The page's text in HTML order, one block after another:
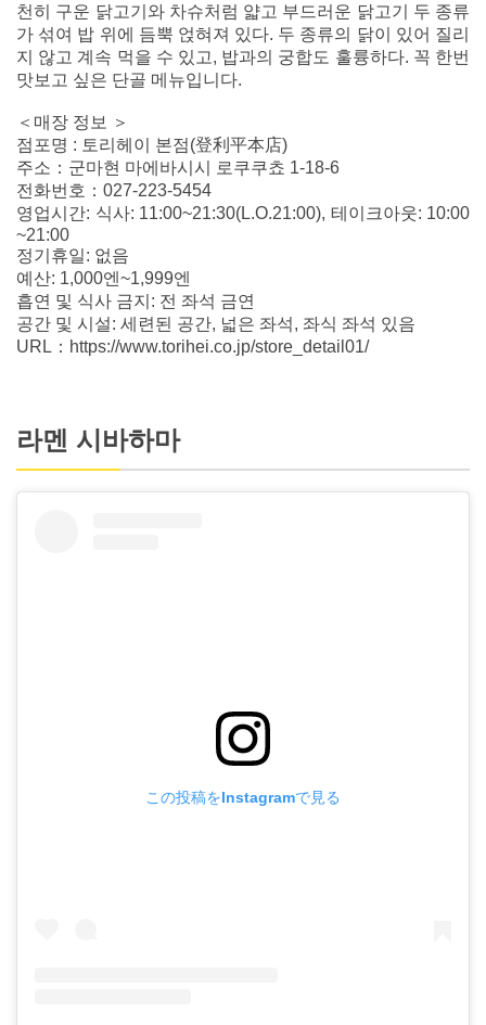
천히 구운 닭고기와 차슈처럼 얇고 부드러운 닭고기 두 종류
가 섞여 밥 위에 듬뿍 얹혀져 있다. 두 종류의 닭이 있어 질리
지 않고 계속 먹을 수 있고, 밥과의 궁합도 훌륭하다. 꼭 한번
맛보고 싶은 단골 메뉴입니다.
＜매장 정보 ＞
점포명 : 토리헤이 본점(登利平本店)
주소：군마현 마에바시시 로쿠쿠쵸 1-18-6
전화번호：027-223-5454
영업시간: 식사: 11:00~21:30(L.O.21:00), 테이크아웃: 10:00
~21:00
정기휴일: 없음
예산: 1,000엔~1,999엔
흡연 및 식사 금지: 전 좌석 금연
공간 및 시설: 세련된 공간, 넓은 좌석, 좌식 좌석 있음
URL：https://www.torihei.co.jp/store_detail01/
라멘 시바하마
この投稿をInstagramで見る